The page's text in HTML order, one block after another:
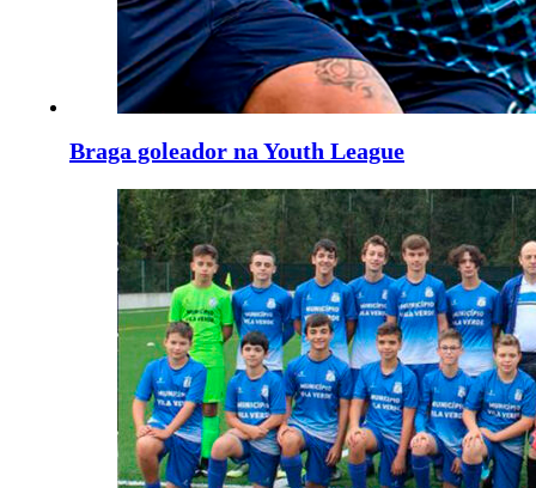
Braga goleador na Youth League